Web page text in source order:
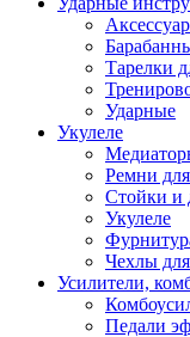
Тарелки
Ударные
Укулеле
Ремни
Стойки и
Укулеле
Чехлы
Усилители,
Педали